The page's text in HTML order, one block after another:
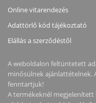
Online vitarendezés
Adattörlő kód tájékoztató
Elállás a szerződéstől
A weboldalon feltüntetett
minősülnek ajánlattételnek.
fenntartjuk!
A termékeknél megjelenített